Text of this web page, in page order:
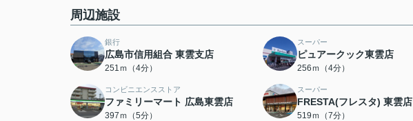
周辺施設
銀行
広島市信用組合 東雲支店
251ｍ（4分）
スーパー
ピュアークック東雲店
256ｍ（4分）
コンビニエンスストア
ファミリーマート 広島東雲店
397ｍ（5分）
スーパー
FRESTA(フレスタ) 東雲店
519ｍ（7分）